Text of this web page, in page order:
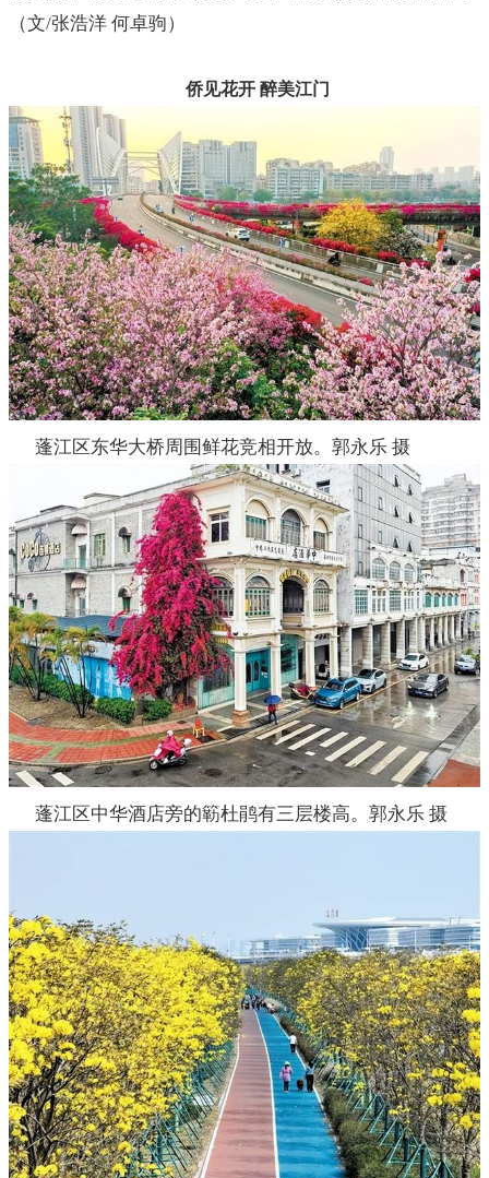
（文/张浩洋 何卓驹）
侨见花开 醉美江门
蓬江区东华大桥周围鲜花竞相开放。郭永乐 摄
蓬江区中华酒店旁的簕杜鹃有三层楼高。郭永乐 摄